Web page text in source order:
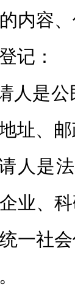
内容
记：
人是
址、
人是
企业、
一社